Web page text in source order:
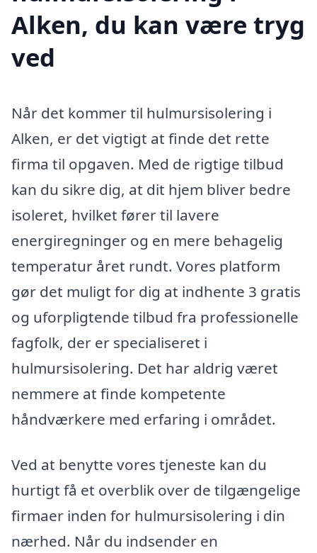
Alken, du kan være tryg
ved
Når det kommer til hulmursisolering i
Alken, er det vigtigt at finde det rette
firma til opgaven. Med de rigtige tilbud
kan du sikre dig, at dit hjem bliver bedre
isoleret, hvilket fører til lavere
energiregninger og en mere behagelig
temperatur året rundt. Vores platform
gør det muligt for dig at indhente 3 gratis
og uforpligtende tilbud fra professionelle
fagfolk, der er specialiseret i
hulmursisolering. Det har aldrig været
nemmere at finde kompetente
håndværkere med erfaring i området.
Ved at benytte vores tjeneste kan du
hurtigt få et overblik over de tilgængelige
firmaer inden for hulmursisolering i din
nærhed. Når du indsender en